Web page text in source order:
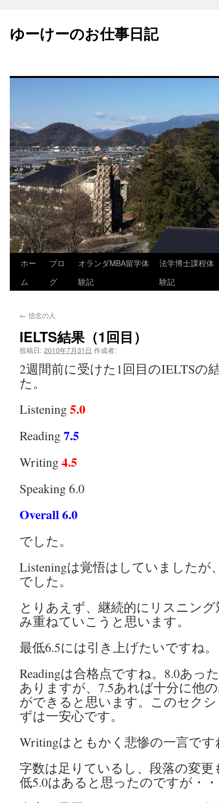
ゆーけーのお仕事日記
ン
へ
ス
キ
ッ
プ
ホー
ム
ブロ
グ
オランダMBA留学体
験記
法学博士課程体
験記
← 信念の人
IELTS結果（1回目）
投稿日: 2010年7月31日 作成者:
2週間前に受けた1回目のIELTSの
た。
Listening 5.0
Reading 7.5
Writing 4.5
Speaking 6.0
Overall 6.0
でした。
Listeningは覚悟はしていましたが
でした。
とりあえず、継続的にリスニン
み重ねていこうと思います。
最低6.5には引き上げたいですね。
Readingは合格点ですね。8.0あっ
ありますが、7.5あれば十分に他
ができると思います。このセク
ずは一安心です。
Writingはともかく悲惨の一言です
字数は足りているし、段落の変
低5.0はあると思ったのですが・